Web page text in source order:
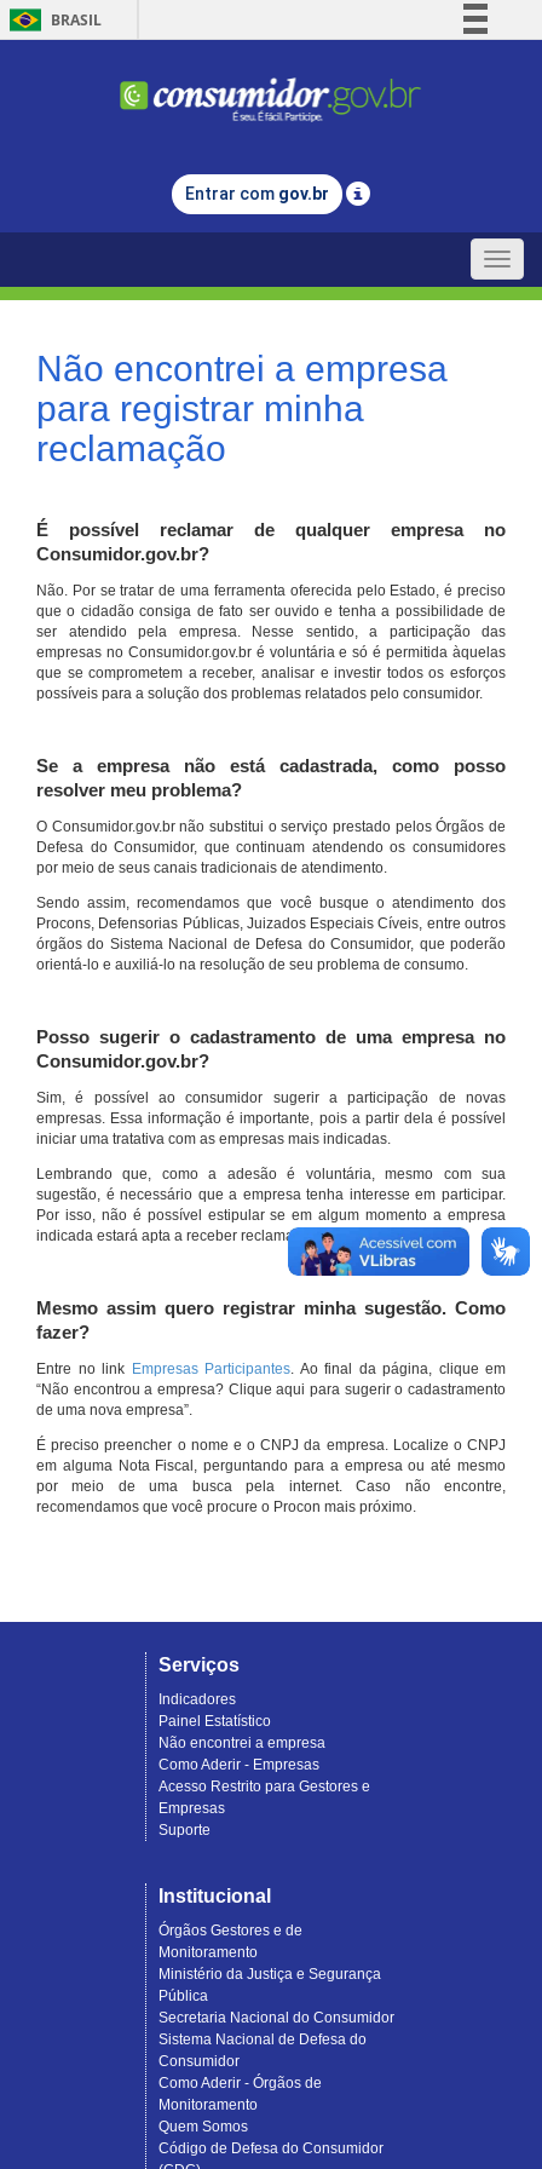
BRASIL
Comunica BR
Legislação
Entrar com gov.br
Toggle
Não encontrei a empresa
para registrar minha
reclamação
É possível reclamar de qualquer empresa no
Consumidor.gov.br?
Não. Por se tratar de uma ferramenta oferecida pelo Estado, é preciso
que o cidadão consiga de fato ser ouvido e tenha a possibilidade de
ser atendido pela empresa. Nesse sentido, a participação das
empresas no Consumidor.gov.br é voluntária e só é permitida àquelas
que se comprometem a receber, analisar e investir todos os esforços
possíveis para a solução dos problemas relatados pelo consumidor.
Se a empresa não está cadastrada, como posso
resolver meu problema?
O Consumidor.gov.br não substitui o serviço prestado pelos Órgãos de
Defesa do Consumidor, que continuam atendendo os consumidores
por meio de seus canais tradicionais de atendimento.
Sendo assim, recomendamos que você busque o atendimento dos
Procons, Defensorias Públicas, Juizados Especiais Cíveis, entre outros
órgãos do Sistema Nacional de Defesa do Consumidor, que poderão
orientá-lo e auxiliá-lo na resolução de seu problema de consumo.
Posso sugerir o cadastramento de uma empresa no
Consumidor.gov.br?
Sim, é possível ao consumidor sugerir a participação de novas
empresas. Essa informação é importante, pois a partir dela é possível
iniciar uma tratativa com as empresas mais indicadas.
Lembrando que, como a adesão é voluntária, mesmo com sua
sugestão, é necessário que a empresa tenha interesse em participar.
Por isso, não é possível estipular se em algum momento a empresa
indicada estará apta a receber reclamações por meio do site.
Mesmo assim quero registrar minha sugestão. Como
fazer?
Entre no link Empresas Participantes. Ao final da página, clique em
“Não encontrou a empresa? Clique aqui para sugerir o cadastramento
de uma nova empresa”.
É preciso preencher o nome e o CNPJ da empresa. Localize o CNPJ
em alguma Nota Fiscal, perguntando para a empresa ou até mesmo
por meio de uma busca pela internet. Caso não encontre,
recomendamos que você procure o Procon mais próximo.
Serviços
Indicadores
Painel Estatístico
Não encontrei a empresa
Como Aderir - Empresas
Acesso Restrito para Gestores e
Empresas
Suporte
Institucional
Órgãos Gestores e de
Monitoramento
Ministério da Justiça e Segurança
Pública
Secretaria Nacional do Consumidor
Sistema Nacional de Defesa do
Consumidor
Como Aderir - Órgãos de
Monitoramento
Quem Somos
Código de Defesa do Consumidor